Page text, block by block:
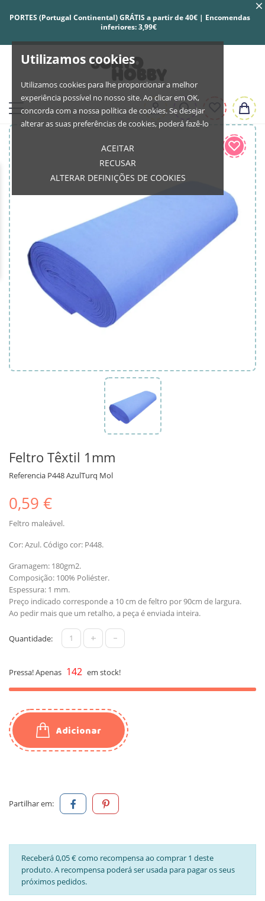
Utilizamos cookies
Utilizamos cookies para lhe proporcionar a melhor
experiência possível no nosso site. Ao clicar em OK,
concorda com a nossa política de cookies. Se desejar
alterar as suas preferências de cookies, poderá fazê-lo
ACEITAR
RECUSAR
ALTERAR DEFINIÇÕES DE COOKIES
PORTES (Portugal Continental) GRÁTIS a partir de 40€ | Encomendas
inferiores: 3,99€
Feltro Têxtil 1mm
Referencia P448 AzulTurq Mol
0,59 €
Feltro maleável.
Cor: Azul. Código cor: P448.
Gramagem: 180gm2.
Composição: 100% Poliéster.
Espessura: 1 mm.
Preço indicado corresponde a 10 cm de feltro por 90cm de largura.
Ao pedir mais que um retalho, a peça é enviada inteira.
Quantidade: + -
Pressa! Apenas 142 em stock!
Adicionar
Partilhar em:
Receberá 0,05 € como recompensa ao comprar 1 deste
produto. A recompensa poderá ser usada para pagar os seus
próximos pedidos.